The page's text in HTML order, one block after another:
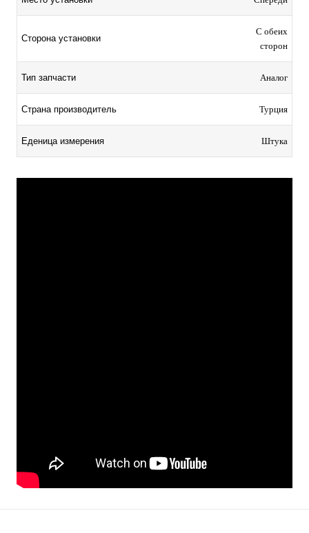
Сторона установки
С обеих
сторон
Тип запчасти Аналог
Страна производитель Турция
Еденица измерения Штука